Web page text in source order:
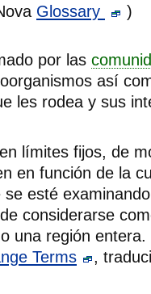
Glossary )
por las
así
les rodea y sus
límites fijos, de
en función de la
esté
considerarse
una región
Terms
,